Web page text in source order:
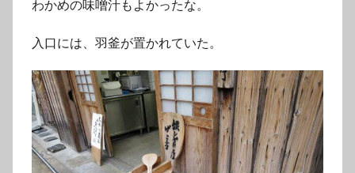
わかめの味噌汁もよかったな。
入口には、羽釜が置かれていた。